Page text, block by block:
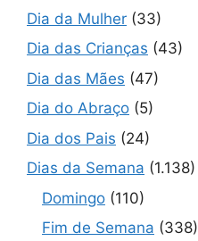
Dia da Mulher (33)
Dia das Crianças (43)
Dia das Mães (47)
Dia do Abraço (5)
Dia dos Pais (24)
Dias da Semana (1.138)
Domingo (110)
Fim de Semana (338)